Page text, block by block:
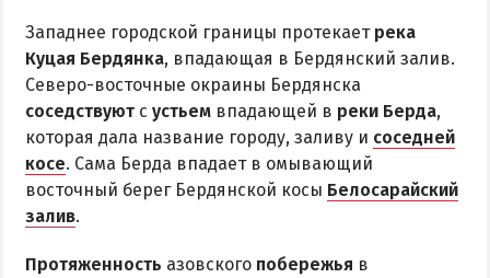
АЗОВСКОЕ (ЛУНАЧАРСКОЕ)
НОВОПЕТРОВКА
ЛЕЧЕНИЕ И БАЛЬНЕОТЕРАПИЯ
Грязи, лиманы и соленые озера
Санатории
Западнее городской границы протекает река
Куцая Бердянка, впадающая в Бердянский залив.
Северо-восточные окраины Бердянска
соседствуют с устьем впадающей в реки Берда,
которая дала название городу, заливу и соседней
косе. Сама Берда впадает в омывающий
восточный берег Бердянской косы Белосарайский
залив.
Протяженность азовского побережья в